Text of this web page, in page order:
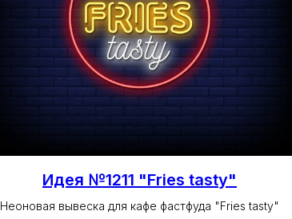
Идея №1211 "Fries tasty"
Неоновая вывеска для кафе фастфуда "Fries tasty"